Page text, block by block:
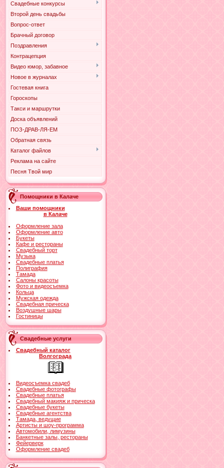
Свадебные конкурсы
Второй день свадьбы
Вопрос-ответ
Брачный договор
Поздравления
Контрацепция
Видео юмор, забавное
Новое в журналах
Гостевая книга
Гороскопы
Такси и маршрутки
Доска объявлений
ПОЗ-ДРАВ-ЛЯ-ЕМ
Обратная связь
Каталог файлов
Реклама на сайте
Песня Твой мир
Помощники в Калаче
Ваши помощники
в Калаче
Оформление зала
Оформление авто
Букеты
Кафе и рестораны
Свадебный торт
Музыка
Свадебные платья
Полиграфия
Тамада
Салоны красоты
Фото и видеосъемка
Кольца
Мужская одежда
Свадебная прическа
Воздушные шары
Гостиницы
Свадебные услуги
Свадебный каталог
Волгограда
Видеосъемка свадеб
Свадебные фотографы
Свадебные платья
Свадебный макияж и прическа
Свадебные букеты
Свадебные агентства
Тамада, ведущие
Артисты и шоу-программа
Автомобили, лимузины
Банкетные залы, рестораны
Фейерверк
Оформление свадеб